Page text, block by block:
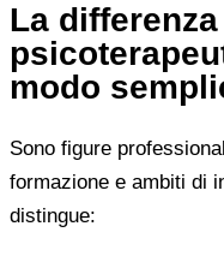
La
modo
Sono figure
formazione e ambiti di
distingue: